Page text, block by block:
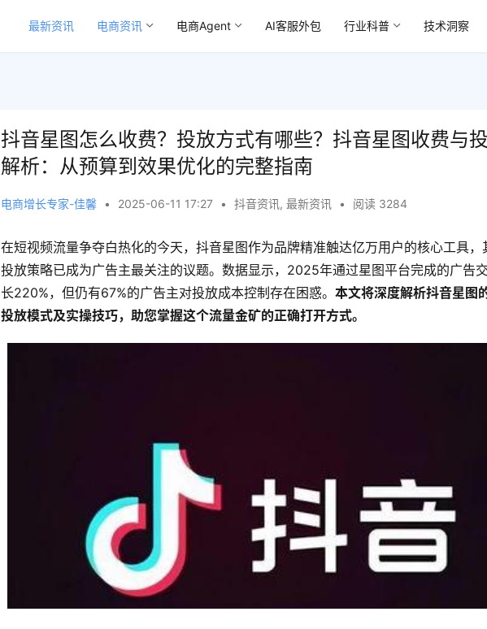
最新资讯 电商资讯 电商Agent AI客服外包 行业科普 技术洞察
抖音星图怎么收费？投放方式有哪些？抖音星图收费与
解析：从预算到效果优化的完整指南
电商增长专家-佳馨 • 2025-06-11 17:27 • 抖音资讯,最新资讯 • 阅读 3284
在短视频流量争夺白热化的今天，抖音星图作为品牌精准触达亿万用户的核心工具，
投放策略已成为广告主最关注的议题。数据显示，2025年通过星图平台完成的广告
长220%，但仍有67%的广告主对投放成本控制存在困惑。本文将深度解析抖音星图
投放模式及实操技巧，助您掌握这个流量金矿的正确打开方式。